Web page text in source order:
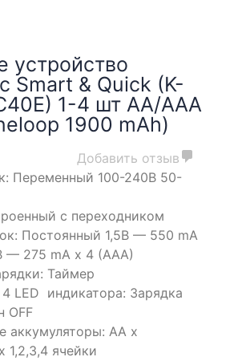
устройство
Smart & Quick (K-
1-4 шт АА/ААА
1900 mAh)
Добавить отзыв
Переменный 100-240В 50-
с переходником
Постоянный 1,5В — 550 mA
— 275 mA x 4 (AAA)
Таймер
LED индикатора: Зарядка
OFF
аккумуляторы: AA x
1,2,3,4 ячейки